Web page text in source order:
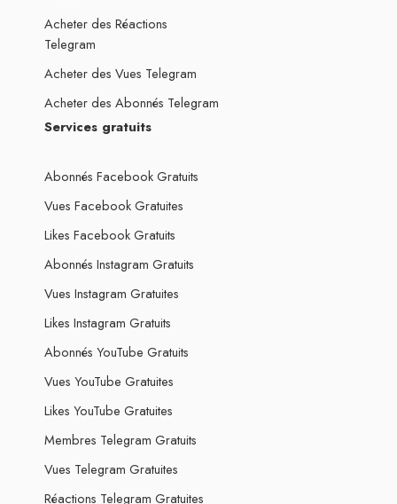
Acheter des Réactions
Telegram
Acheter des Vues Telegram
Acheter des Abonnés Telegram
Services gratuits
Abonnés Facebook Gratuits
Vues Facebook Gratuites
Likes Facebook Gratuits
Abonnés Instagram Gratuits
Vues Instagram Gratuites
Likes Instagram Gratuits
Abonnés YouTube Gratuits
Vues YouTube Gratuites
Likes YouTube Gratuites
Membres Telegram Gratuits
Vues Telegram Gratuites
Réactions Telegram Gratuites